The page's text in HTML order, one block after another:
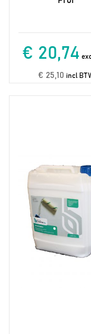
€ 20,74
€ 25,10 incl